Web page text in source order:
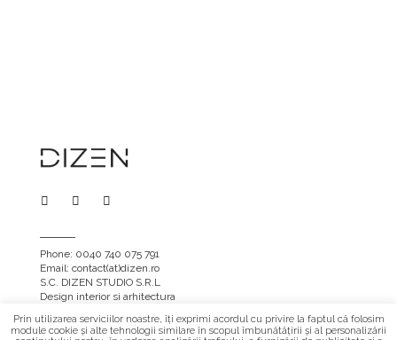
Phone: 0040 740 075 791
Email: contact(at)dizen.ro
S.C. DIZEN STUDIO S.R.L
Design interior si arhitectura
Prin utilizarea serviciilor noastre, îți exprimi acordul cu privire la faptul că folosim
module cookie și alte tehnologii similare în scopul îmbunătățirii și al personalizării